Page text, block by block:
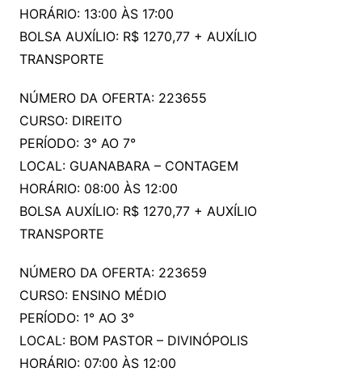
HORÁRIO: 13:00 ÀS 17:00
BOLSA AUXÍLIO: R$ 1270,77 + AUXÍLIO
TRANSPORTE
NÚMERO DA OFERTA: 223655
CURSO: DIREITO
PERÍODO: 3° AO 7°
LOCAL: GUANABARA – CONTAGEM
HORÁRIO: 08:00 ÀS 12:00
BOLSA AUXÍLIO: R$ 1270,77 + AUXÍLIO
TRANSPORTE
NÚMERO DA OFERTA: 223659
CURSO: ENSINO MÉDIO
PERÍODO: 1° AO 3°
LOCAL: BOM PASTOR – DIVINÓPOLIS
HORÁRIO: 07:00 ÀS 12:00